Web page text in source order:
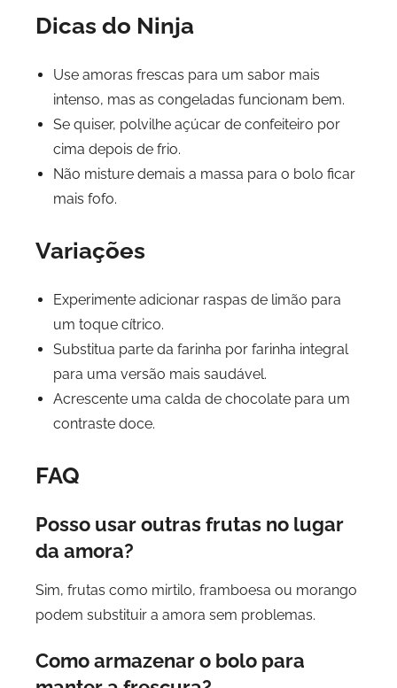
Dicas do Ninja
Use amoras frescas para um sabor mais
intenso, mas as congeladas funcionam bem.
Se quiser, polvilhe açúcar de confeiteiro por
cima depois de frio.
Não misture demais a massa para o bolo ficar
mais fofo.
Variações
Experimente adicionar raspas de limão para
um toque cítrico.
Substitua parte da farinha por farinha integral
para uma versão mais saudável.
Acrescente uma calda de chocolate para um
contraste doce.
FAQ
Posso usar outras frutas no lugar
da amora?
Sim, frutas como mirtilo, framboesa ou morango
podem substituir a amora sem problemas.
Como armazenar o bolo para